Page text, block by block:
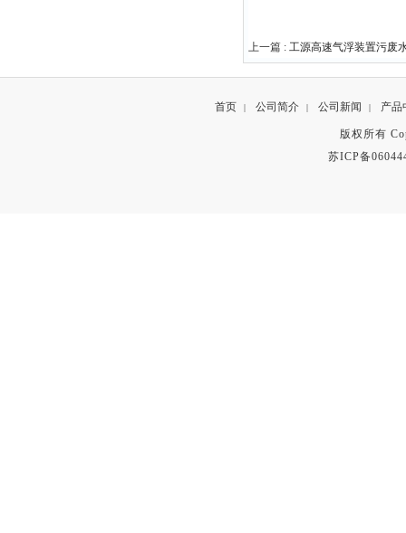
上一篇 : 工源高速气浮装置污废
首页 | 公司简介 | 公司新闻 | 产品
版权所有
苏ICP备